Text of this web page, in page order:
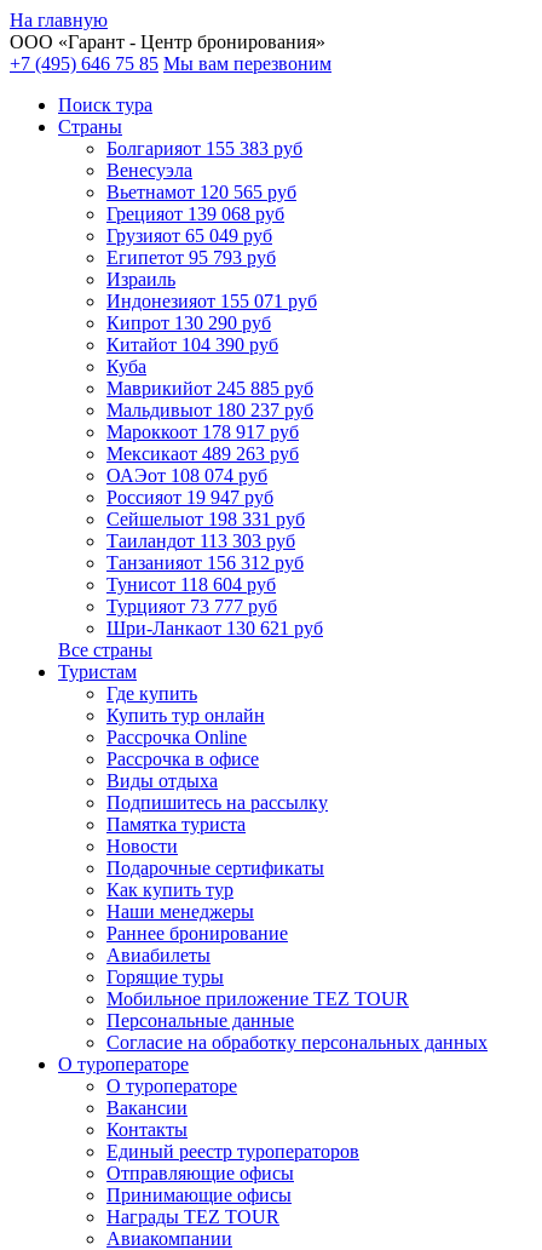
На главную
ООО «Гарант - Центр бронирования»
+7 (495) 646 75 85 Мы вам перезвоним
Поиск тура
Cтраны
Болгарияот 155 383 руб
Венесуэла
Вьетнамот 120 565 руб
Грецияот 139 068 руб
Грузияот 65 049 руб
Египетот 95 793 руб
Израиль
Индонезияот 155 071 руб
Кипрот 130 290 руб
Китайот 104 390 руб
Куба
Маврикийот 245 885 руб
Мальдивыот 180 237 руб
Мароккоот 178 917 руб
Мексикаот 489 263 руб
ОАЭот 108 074 руб
Россияот 19 947 руб
Сейшелыот 198 331 руб
Таиландот 113 303 руб
Танзанияот 156 312 руб
Тунисот 118 604 руб
Турцияот 73 777 руб
Шри-Ланкаот 130 621 руб
Все страны
Туристам
Где купить
Купить тур онлайн
Рассрочка Online
Рассрочка в офисе
Виды отдыха
Подпишитесь на рассылку
Памятка туриста
Новости
Подарочные сертификаты
Как купить тур
Наши менеджеры
Раннее бронирование
Авиабилеты
Горящие туры
Мобильное приложение TEZ TOUR
Персональные данные
Согласие на обработку персональных данных
О туроператоре
О туроператоре
Вакансии
Контакты
Единый реестр туроператоров
Отправляющие офисы
Принимающие офисы
Награды TEZ TOUR
Авиакомпании